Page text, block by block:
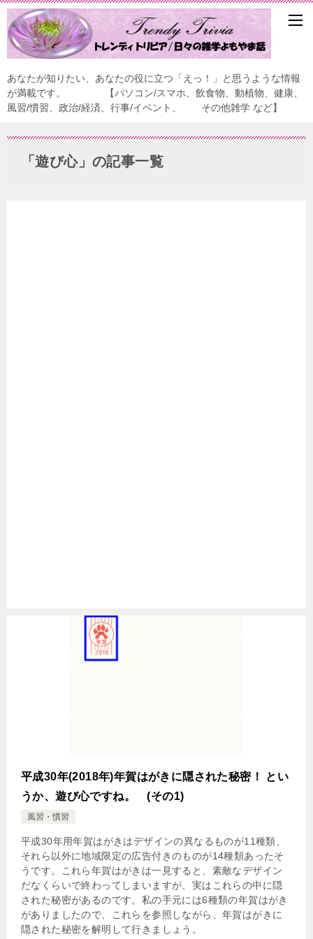
あなたが知りたい、あなたの役に立つ「えっ！」と思うような情報
が満載です。 【パソコン/スマホ、飲食物、動植物、健康、
風習/慣習、政治/経済、行事/イベント、 その他雑学 など】
「遊び心」の記事一覧
平成30年(2018年)年賀はがきに隠された秘密！ とい
うか、遊び心ですね。 (その1)
風習・慣習
平成30年用年賀はがきはデザインの異なるものが11種類、
それら以外に地域限定の広告付きのものが14種類あったそ
うです。これら年賀はがきは一見すると、素敵なデザイン
だなくらいで終わってしまいますが、実はこれらの中に隠
された秘密があるのです。私の手元には6種類の年賀はがき
がありましたので、これらを参照しながら、年賀はがきに
隠された秘密を解明して行きましょう。